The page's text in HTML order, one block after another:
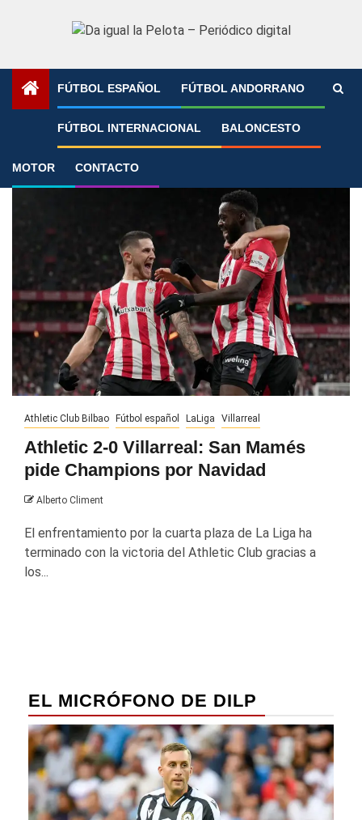
FÚTBOL ESPAÑOL FÚTBOL ANDORRANO
FÚTBOL INTERNACIONAL BALONCESTO
MOTOR CONTACTO
»
aitor paredes
Athletic Club Bilbao Fútbol español LaLiga Villarreal
Athletic 2-0 Villarreal: San Mamés
pide Champions por Navidad
Alberto Climent
El enfrentamiento por la cuarta plaza de La Liga ha
terminado con la victoria del Athletic Club gracias a
los...
EL MICRÓFONO DE DILP